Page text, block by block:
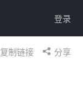
登录
复制链接 分享